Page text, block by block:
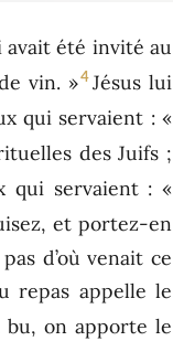
avait été invité au
vin. »4Jésus lui
qui servaient : «
des Juifs ;
qui servaient : «
et portez-en
d’où venait ce
repas appelle le
on apporte le